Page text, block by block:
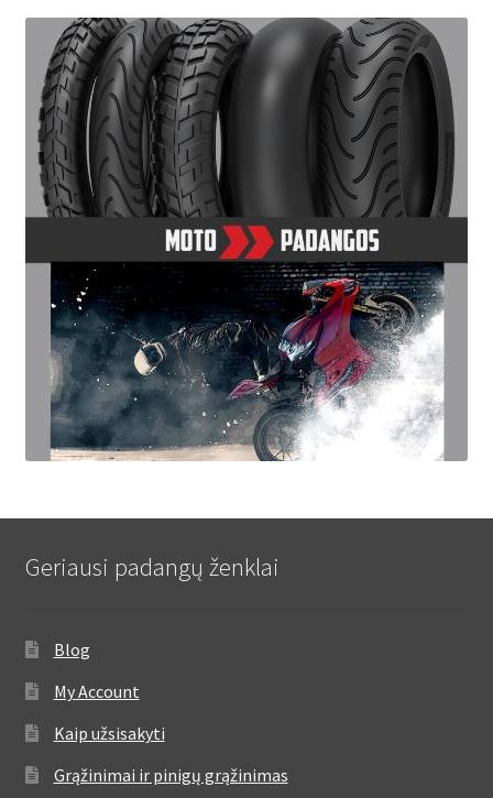
Geriausi padangų ženklai
Blog
My Account
Kaip užsisakyti
Grąžinimai ir pinigų grąžinimas